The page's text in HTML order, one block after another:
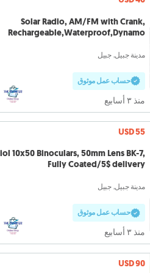
Solar Radio, AM/FM with Crank,
Rechargeable,Waterproof,Dynamo
مدينة جبيل, جبيل
حساب عمل موثوق
منذ ٣ أسابيع
USD 55
10x50 Binoculars, 50mm Lens BK-7,
Fully Coated/5$ delivery
مدينة جبيل, جبيل
حساب عمل موثوق
منذ ٣ أسابيع
USD 90